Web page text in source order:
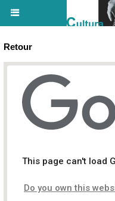
Retour
Festival Rock in
This page can't load
Do you own this